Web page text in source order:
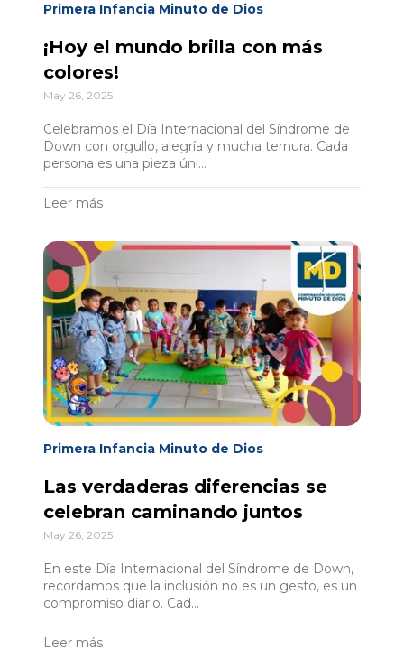
Primera Infancia Minuto de Dios
¡Hoy el mundo brilla con más
colores!
May 26, 2025
Celebramos el Día Internacional del Síndrome de
Down con orgullo, alegría y mucha ternura. Cada
persona es una pieza úni...
Leer más
Primera Infancia Minuto de Dios
Las verdaderas diferencias se
celebran caminando juntos
May 26, 2025
En este Día Internacional del Síndrome de Down,
recordamos que la inclusión no es un gesto, es un
compromiso diario. Cad...
Leer más